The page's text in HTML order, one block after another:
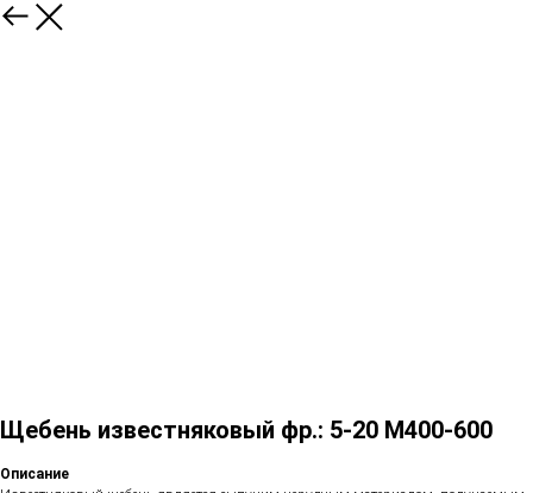
Щебень известняковый фр.: 5-20 М400-600
Описание